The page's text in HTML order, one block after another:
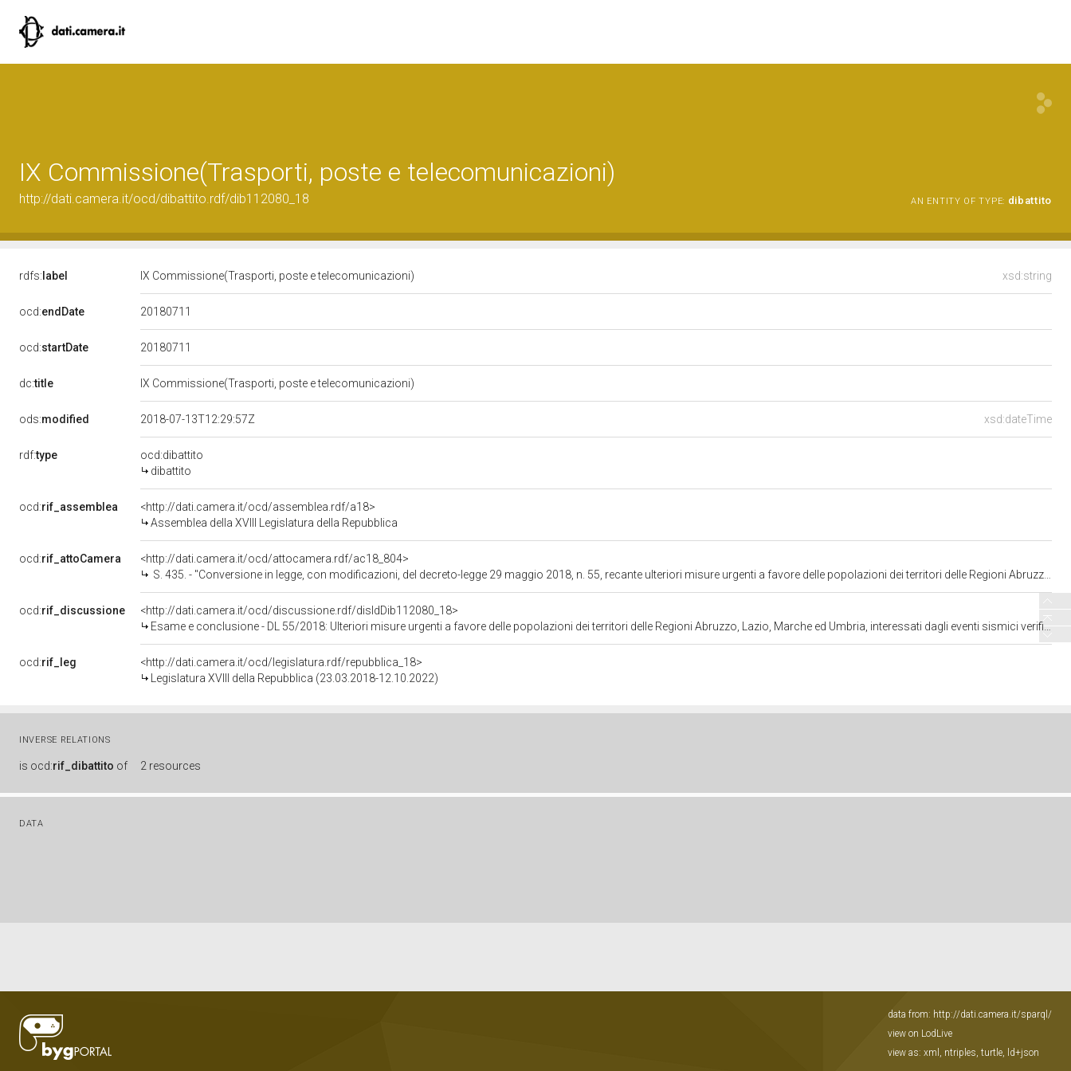
IX Commissione(Trasporti, poste e telecomunicazioni)
http://dati.camera.it/ocd/dibattito.rdf/dib112080_18 AN ENTITY OF TYPE: dibattito
rdfs: label xsd:string
IX Commissione(Trasporti, poste e telecomunicazioni)
ocd:endDate 20180711
ocd:startDate 20180711
dc:title IX Commissione(Trasporti, poste e telecomunicazioni)
ods:modified xsd:dateTime
2018-07-13T12:29:57Z
rdf:type
ocd:dibattito
dibattito
ocd:rif_assemblea
<http://dati.camera.it/ocd/assemblea.rdf/a18>
Assemblea della XVIII Legislatura della Repubblica
ocd:rif_attoCamera
<http://dati.camera.it/ocd/attocamera.rdf/ac18_804>
S. 435. - "Conversione in legge, con modificazioni, del decreto-legge 29 maggio 2018, n. 55, recante ulteriori misure urgenti a favore delle popolazioni dei territori delle Regioni Abruzzo, Lazio, Marche ed Umbria, interessati dagli eventi sismici verificatisi a far data dal 24 agosto 2016" (approvato dal Senato) (804)
ocd:rif_discussione
<http://dati.camera.it/ocd/discussione.rdf/disIdDib112080_18>
Esame e conclusione - DL 55/2018: Ulteriori misure urgenti a favore delle popolazioni dei territori delle Regioni Abruzzo, Lazio, Marche ed Umbria, interessati dagli eventi sismici verificatisi a far data dal 24 agosto 2016. C. 804
ocd:rif_leg
<http://dati.camera.it/ocd/legislatura.rdf/repubblica_18>
Legislatura XVIII della Repubblica (23.03.2018-12.10.2022)
INVERSE RELATIONS
is ocd:rif_dibattito of 2 resources
DATA
data from: http://dati.camera.it/sparql/
view on LodLive
view as: xml , ntriples, turtle, ld+json